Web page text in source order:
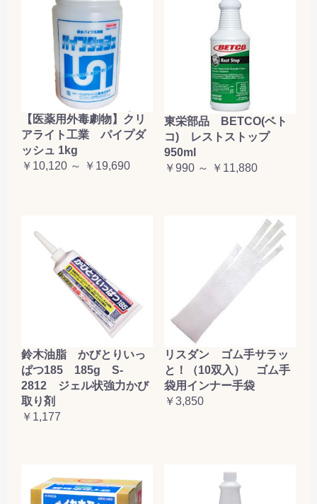
【医薬用外毒劇物】クリ
アライト工業 パイプダ
ッシュ 1kg
￥10,120 ～ ￥19,690
東栄部品 BETCO(ベト
コ) レストストップ
950ml
￥990 ～ ￥11,880
鈴木油脂 かびとりいっ
ぱつ185 185g S-
2812 ジェル状強力かび
取り剤
￥1,177
リスダン ゴム手サラッ
と！（10双入） ゴム手
袋用インナー手袋
￥3,850